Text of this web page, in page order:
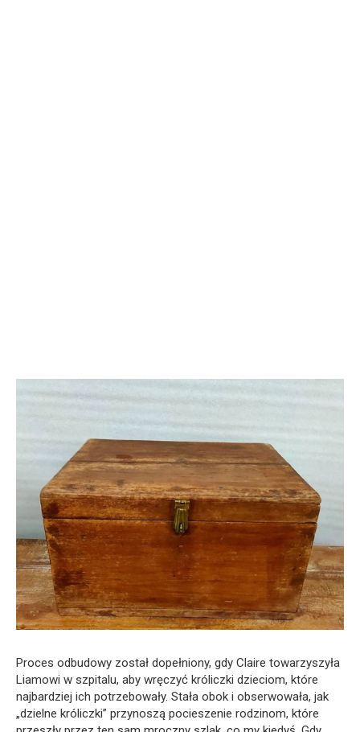
Proces odbudowy został dopełniony, gdy Claire towarzyszyła
Liamowi w szpitalu, aby wręczyć króliczki dzieciom, które
najbardziej ich potrzebowały. Stała obok i obserwowała, jak
„dzielne króliczki” przynoszą pocieszenie rodzinom, które